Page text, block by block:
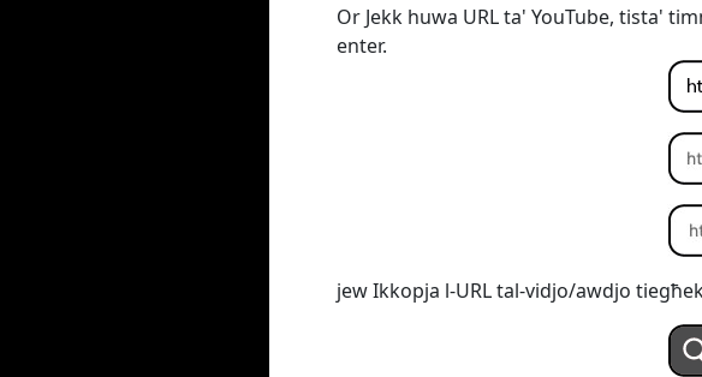
Or Jekk huwa URL ta' YouTube, tista'
enter.
jew Ikkopja l-URL tal-vidjo/awdjo